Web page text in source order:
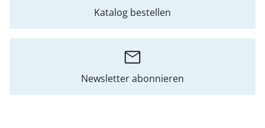
Katalog bestellen
Newsletter abonnieren